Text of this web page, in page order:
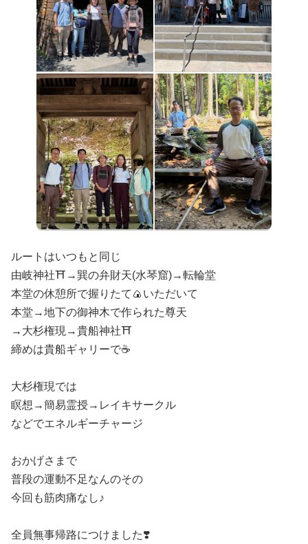
ルートはいつもと同じ
由岐神社⛩️→巽の弁財天(水琴窟)→転輪堂
本堂の休憩所で握りたて🍙いただいて
本堂→地下の御神木で作られた尊天
→大杉権現→貴船神社⛩️
締めは貴船ギャリーで☕️
大杉権現では
瞑想→簡易霊授→レイキサークル
などでエネルギーチャージ
おかげさまで
普段の運動不足なんのその
今回も筋肉痛なし♪
全員無事帰路につけました❣️